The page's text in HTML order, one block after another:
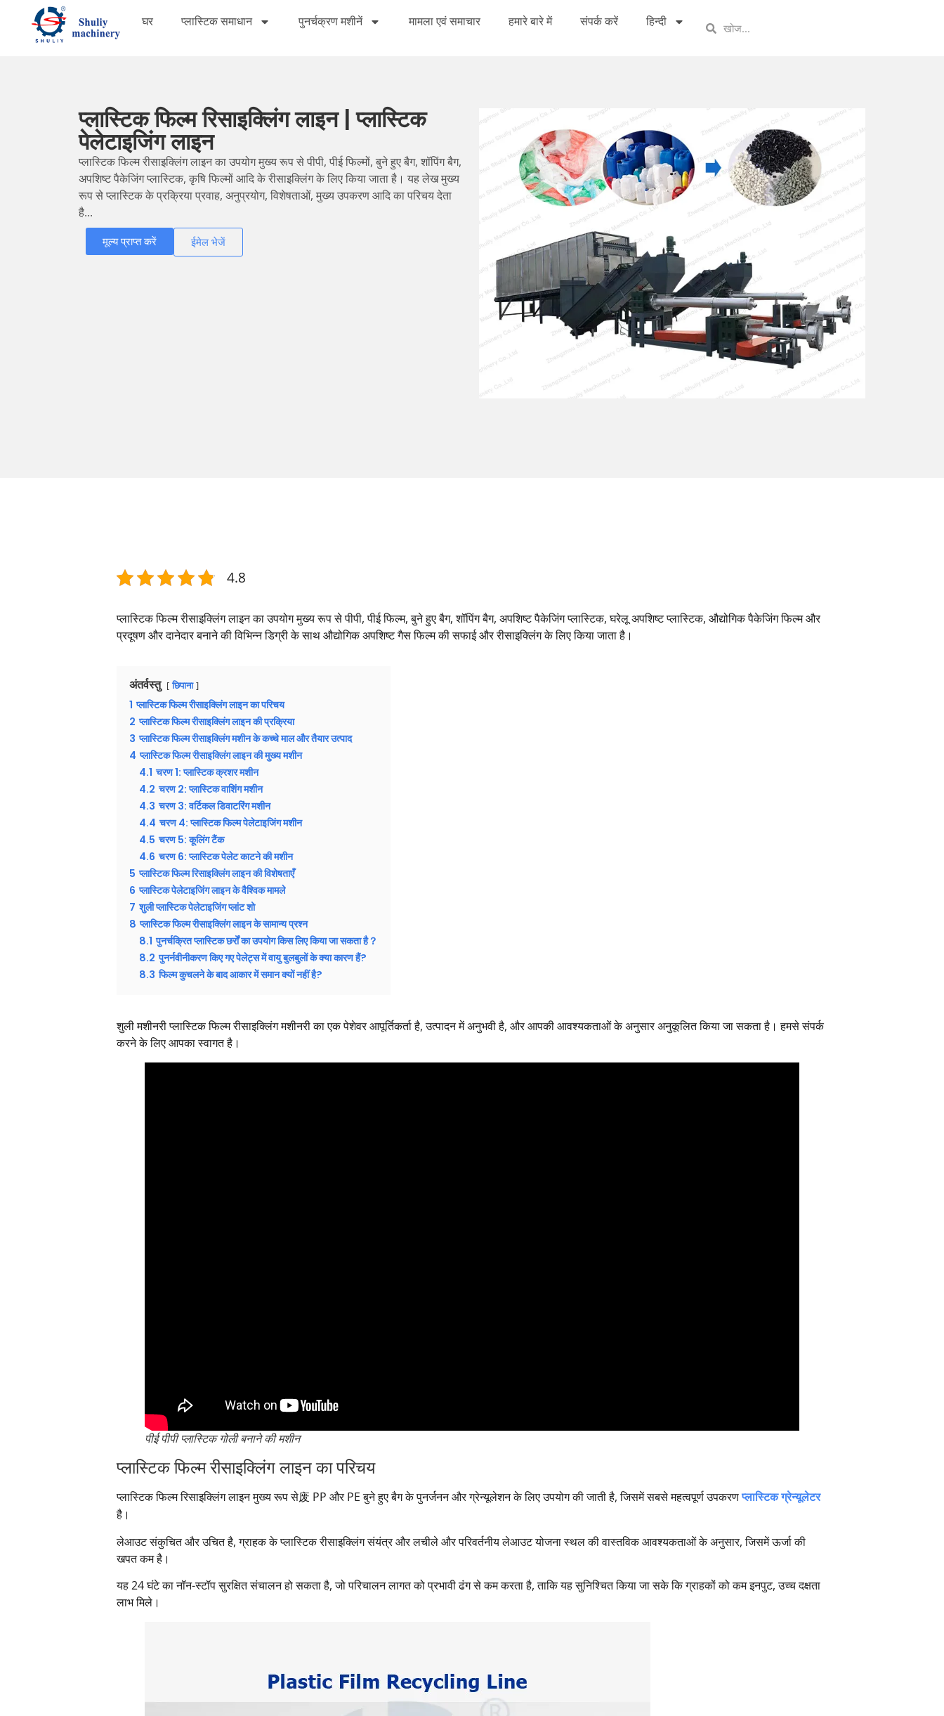
घर प्लास्टिक समाधान पुनर्चक्रण मशीनें मामला एवं समाचार हमारे बारे में संपर्क करें हिन्दी
प्लास्टिक फिल्म रिसाइक्लिंग लाइन | प्लास्टिक
पेलेटाइजिंग लाइन
प्लास्टिक फिल्म रीसाइक्लिंग लाइन का उपयोग मुख्य रूप से पीपी, पीई फिल्मों, बुने हुए बैग, शॉपिंग बैग,
अपशिष्ट पैकेजिंग प्लास्टिक, कृषि फिल्मों आदि के रीसाइक्लिंग के लिए किया जाता है। यह लेख मुख्य
रूप से प्लास्टिक के प्रक्रिया प्रवाह, अनुप्रयोग, विशेषताओं, मुख्य उपकरण आदि का परिचय देता
है...
मूल्य प्राप्त करें ईमेल भेजें
4.8
प्लास्टिक फिल्म रीसाइक्लिंग लाइन का उपयोग मुख्य रूप से पीपी, पीई फिल्म, बुने हुए बैग, शॉपिंग बैग, अपशिष्ट पैकेजिंग प्लास्टिक, घरेलू अपशिष्ट प्लास्टिक, औद्योगिक पैकेजिंग फिल्म और
प्रदूषण और दानेदार बनाने की विभिन्न डिग्री के साथ औद्योगिक अपशिष्ट गैस फिल्म की सफाई और रीसाइक्लिंग के लिए किया जाता है।
अंतर्वस्तु छिपाना
1 प्लास्टिक फिल्म रीसाइक्लिंग लाइन का परिचय
2 प्लास्टिक फिल्म रीसाइक्लिंग लाइन की प्रक्रिया
3 प्लास्टिक फिल्म रीसाइक्लिंग मशीन के कच्चे माल और तैयार उत्पाद
4 प्लास्टिक फिल्म रीसाइक्लिंग लाइन की मुख्य मशीन
4.1 चरण 1: प्लास्टिक क्रशर मशीन
4.2 चरण 2: प्लास्टिक वाशिंग मशीन
4.3 चरण 3: वर्टिकल डिवाटरिंग मशीन
4.4 चरण 4: प्लास्टिक फिल्म पेलेटाइजिंग मशीन
4.5 चरण 5: कूलिंग टैंक
4.6 चरण 6: प्लास्टिक पेलेट काटने की मशीन
5 प्लास्टिक फिल्म रिसाइक्लिंग लाइन की विशेषताएँ
6 प्लास्टिक पेलेटाइजिंग लाइन के वैश्विक मामले
7 शुली प्लास्टिक पेलेटाइजिंग प्लांट शो
8 प्लास्टिक फिल्म रीसाइक्लिंग लाइन के सामान्य प्रश्न
8.1 पुनर्चक्रित प्लास्टिक छर्रों का उपयोग किस लिए किया जा सकता है？
8.2 पुनर्नवीनीकरण किए गए पेलेट्स में वायु बुलबुलों के क्या कारण हैं?
8.3 फिल्म कुचलने के बाद आकार में समान क्यों नहीं है?
शुली मशीनरी प्लास्टिक फिल्म रीसाइक्लिंग मशीनरी का एक पेशेवर आपूर्तिकर्ता है, उत्पादन में अनुभवी है, और आपकी आवश्यकताओं के अनुसार अनुकूलित किया जा सकता है। हमसे संपर्क
करने के लिए आपका स्वागत है।
पीई पीपी प्लास्टिक गोली बनाने की मशीन
प्लास्टिक फिल्म रीसाइक्लिंग लाइन का परिचय
प्लास्टिक फिल्म रिसाइक्लिंग लाइन मुख्य रूप से废 PP और PE बुने हुए बैग के पुनर्जनन और ग्रेन्यूलेशन के लिए उपयोग की जाती है, जिसमें सबसे महत्वपूर्ण उपकरणप्लास्टिक ग्रेन्यूलेटर
है।
लेआउट संकुचित और उचित है, ग्राहक के प्लास्टिक रीसाइक्लिंग संयंत्र और लचीले और परिवर्तनीय लेआउट योजना स्थल की वास्तविक आवश्यकताओं के अनुसार, जिसमें ऊर्जा की
खपत कम है।
यह 24 घंटे का नॉन-स्टॉप सुरक्षित संचालन हो सकता है, जो परिचालन लागत को प्रभावी ढंग से कम करता है, ताकि यह सुनिश्चित किया जा सके कि ग्राहकों को कम इनपुट, उच्च दक्षता
लाभ मिले।